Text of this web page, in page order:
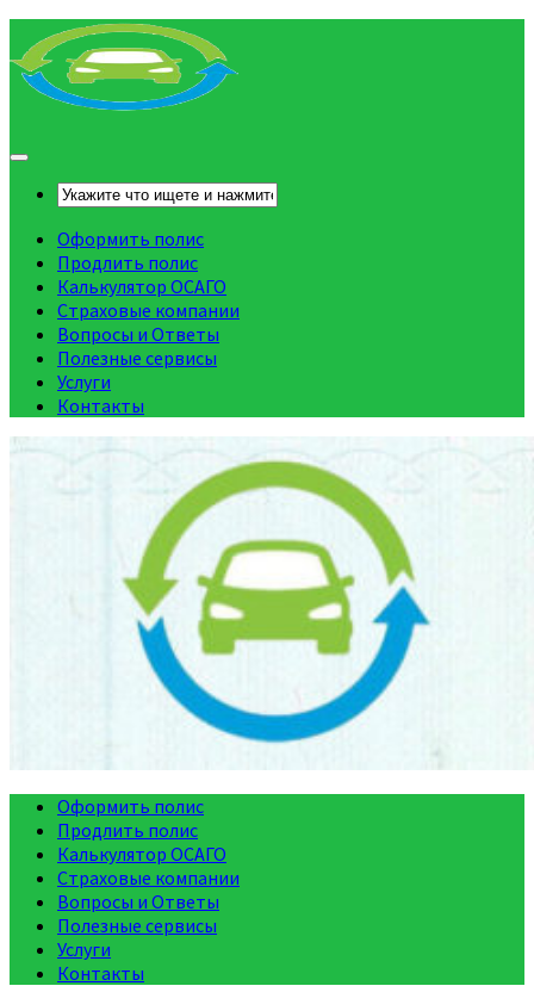
Оформить полис
Продлить полис
Калькулятор ОСАГО
Страховые компании
Вопросы и Ответы
Полезные сервисы
Услуги
Контакты
Оформить полис
Продлить полис
Калькулятор ОСАГО
Страховые компании
Вопросы и Ответы
Полезные сервисы
Услуги
Контакты